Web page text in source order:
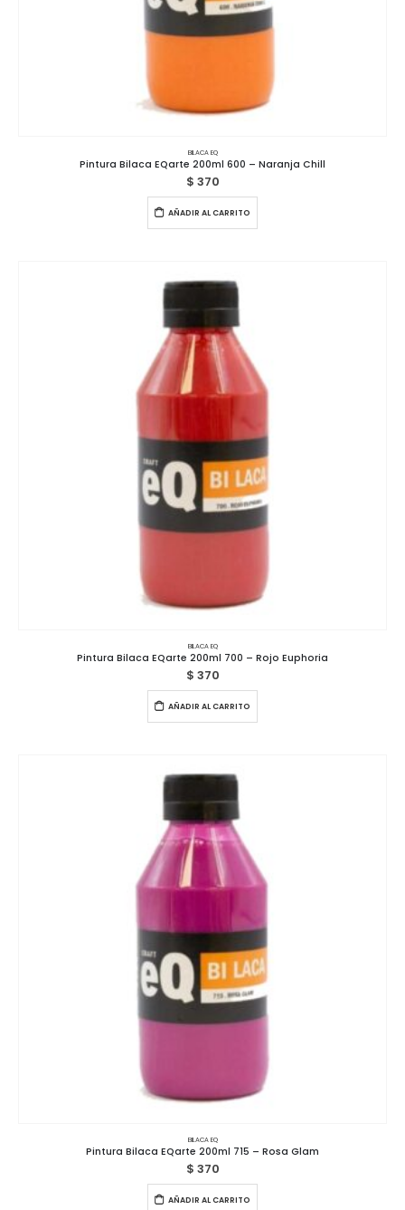
BILACA EQ
Pintura Bilaca EQarte 200ml 600 – Naranja Chill
$ 370
AÑADIR AL CARRITO
BILACA EQ
Pintura Bilaca EQarte 200ml 700 – Rojo Euphoria
$ 370
AÑADIR AL CARRITO
BILACA EQ
Pintura Bilaca EQarte 200ml 715 – Rosa Glam
$ 370
AÑADIR AL CARRITO